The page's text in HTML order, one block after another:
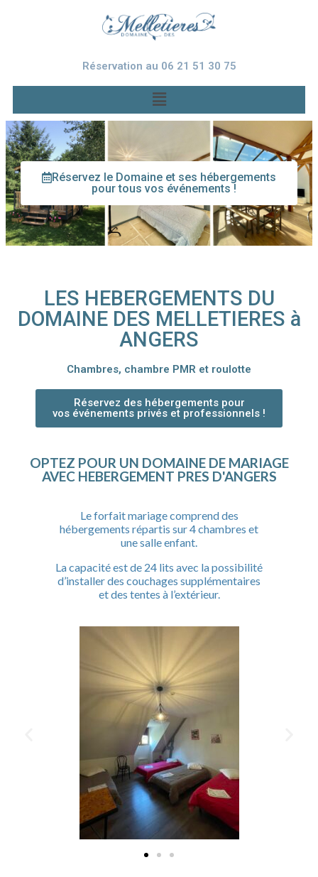
Réservation au 06 21 51 30 75
Réservez le Domaine et ses hébergements
pour tous vos événements !
LES HEBERGEMENTS DU
DOMAINE DES MELLETIERES à
ANGERS
Chambres, chambre PMR et roulotte
Réservez des hébergements pour
vos événements privés et professionnels !
OPTEZ POUR UN DOMAINE DE MARIAGE
AVEC HEBERGEMENT PRES D'ANGERS
Le forfait mariage comprend des
hébergements répartis sur 4 chambres et
une salle enfant.
La capacité est de 24 lits avec la possibilité
d’installer des couchages supplémentaires
et des tentes à l’extérieur.